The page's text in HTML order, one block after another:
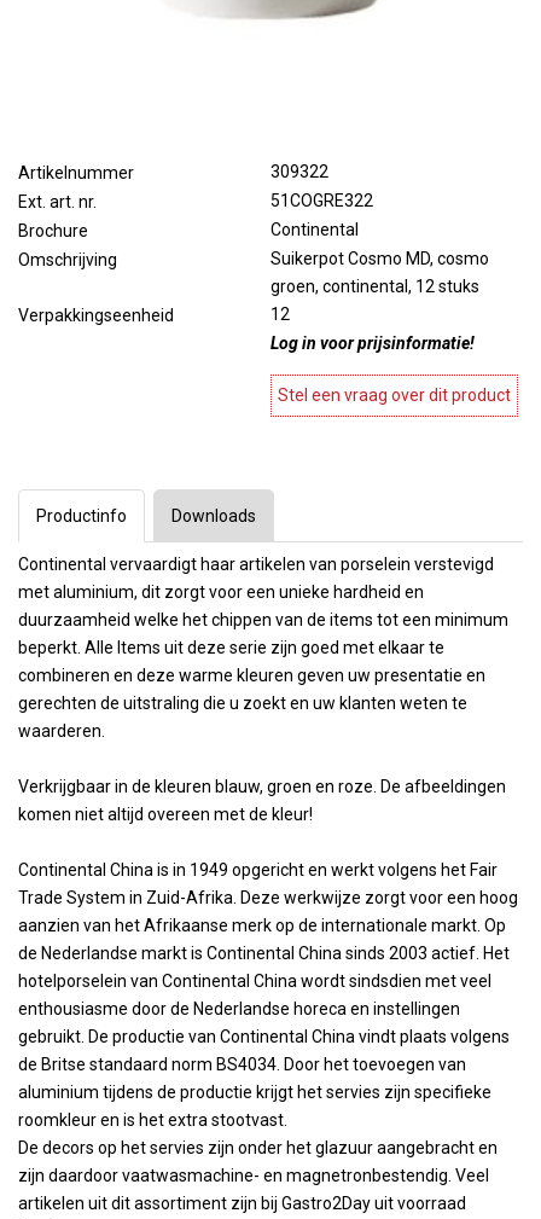
Artikelnummer
309322
Ext. art. nr.
51COGRE322
Brochure
Continental
Omschrijving
Suikerpot Cosmo MD, cosmo
groen, continental, 12 stuks
Verpakkingseenheid
12
Log in voor prijsinformatie!
Stel een vraag over dit product
Productinfo
Continental vervaardigt haar artikelen van porselein verstevigd
met aluminium, dit zorgt voor een unieke hardheid en
duurzaamheid welke het chippen van de items tot een minimum
beperkt. Alle Items uit deze serie zijn goed met elkaar te
combineren en deze warme kleuren geven uw presentatie en
gerechten de uitstraling die u zoekt en uw klanten weten te
waarderen.
Verkrijgbaar in de kleuren blauw, groen en roze. De afbeeldingen
komen niet altijd overeen met de kleur!
Continental China is in 1949 opgericht en werkt volgens het Fair
Trade System in Zuid-Afrika. Deze werkwijze zorgt voor een hoog
aanzien van het Afrikaanse merk op de internationale markt. Op
de Nederlandse markt is Continental China sinds 2003 actief. Het
hotelporselein van Continental China wordt sindsdien met veel
enthousiasme door de Nederlandse horeca en instellingen
gebruikt. De productie van Continental China vindt plaats volgens
de Britse standaard norm BS4034. Door het toevoegen van
aluminium tijdens de productie krijgt het servies zijn specifieke
roomkleur en is het extra stootvast.
De decors op het servies zijn onder het glazuur aangebracht en
zijn daardoor vaatwasmachine- en magnetronbestendig. Veel
artikelen uit dit assortiment zijn bij Gastro2Day uit voorraad
Downloads